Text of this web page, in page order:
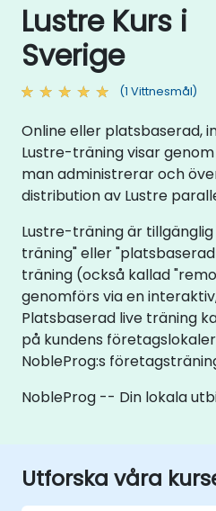
Lustre Kurs i
Sverige
(1 Vittnesmål)
Online eller platsbaserad,
Lustre-träning visar
man administrerar och
distribution av Lustre
Lustre-träning är tillgänglig
träning" eller
träning (också kallad
genomförs via en
Platsbaserad live träning
på kundens
NobleProg:s
NobleProg -- Din lokala
Utforska våra